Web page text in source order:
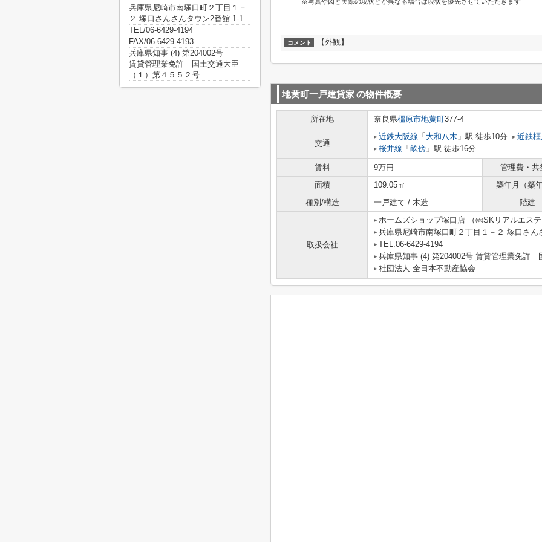
コメント 【外観】
地黄町一戸建貸家の物件概要
所在地 奈良県橿原市地黄町377-4
交通
近鉄大阪線 「 大和八木 」駅 徒歩10分
近鉄
桜井線 「 畝傍 」駅 徒歩16分
賃料 9万円
管理費・共
面積
109.05㎡
築年月（築
種別/構造
一戸建て / 木造 階建
取扱会社
ホームズショップ塚口店 （㈱SKリアルエス
兵庫県尼崎市南塚口町２丁目１－２ 塚口さん
TEL:06-6429-4194
兵庫県知事 (4) 第204002号 賃貸管理業免許
社団法人 全日本不動産協会
兵庫県尼崎市南塚口町２丁目１－
２ 塚口さんさんタウン2番館 1-1
TEL/06-6429-4194
FAX/06-6429-4193
兵庫県知事 (4) 第204002号
賃貸管理業免許 国土交通大臣
（１）第４５５２号